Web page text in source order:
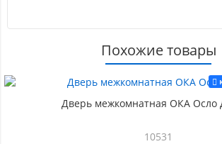
Похожие товары
Дверь межкомнатная ОКА Осло
10531